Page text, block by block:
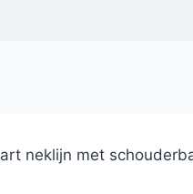
neklijn met